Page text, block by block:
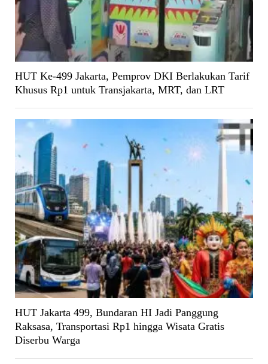
HUT Ke-499 Jakarta, Pemprov DKI Berlakukan Tarif
Khusus Rp1 untuk Transjakarta, MRT, dan LRT
HUT Jakarta 499, Bundaran HI Jadi Panggung
Raksasa, Transportasi Rp1 hingga Wisata Gratis
Diserbu Warga